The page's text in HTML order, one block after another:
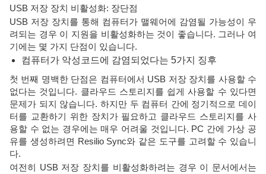
USB 저장 장치 비활성화: 장단점
USB 저장 장치를 통해 컴퓨터가 맬웨어에 감염될 가능성이 우
려되는 경우 이 지원을 비활성화하는 것이 좋습니다. 그러나 여
기에는 몇 가지 단점이 있습니다.
컴퓨터가 악성코드에 감염되었다는 5가지 징후
첫 번째 명백한 단점은 컴퓨터에서 USB 저장 장치를 사용할 수
없다는 것입니다. 클라우드 스토리지를 쉽게 사용할 수 있다면
문제가 되지 않습니다. 하지만 두 컴퓨터 간에 정기적으로 데이
터를 교환하기 위한 장치가 필요하고 클라우드 스토리지를 사
용할 수 없는 경우에는 매우 어려울 것입니다. PC 간에 가상 공
유를 생성하려면 Resilio Sync와 같은 도구를 고려할 수 있습니
다.
여전히 USB 저장 장치를 비활성화하려는 경우 이 문서에서는